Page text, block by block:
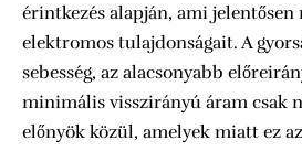
érintkezés alapján, ami jelentősen
elektromos tulajdonságait. A
sebesség, az alacsonyabb
minimális visszirányú áram csak
előnyök közül, amelyek miatt ez